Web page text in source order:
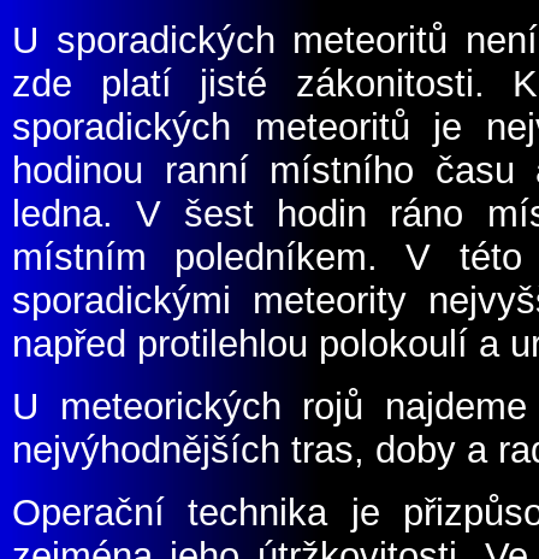
U sporadických meteoritů
zde platí jisté zákonitosti.
sporadických meteoritů je
hodinou ranní místního
ledna. V šest hodin ráno
místním poledníkem. V
sporadickými meteority
napřed protilehlou polokoulí a
U meteorických rojů
nejvýhodnějších tras, doby a
Operační technika je